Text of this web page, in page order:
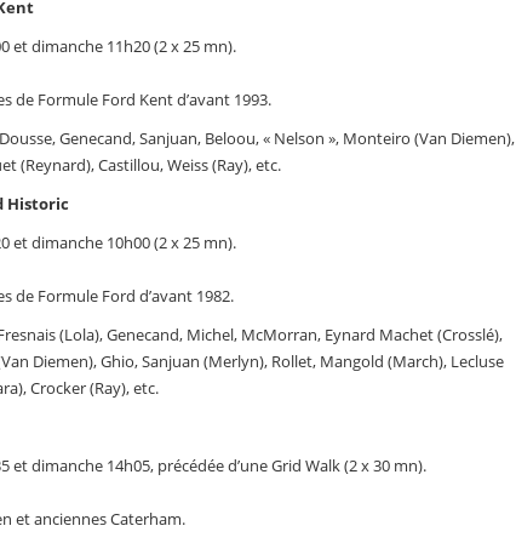
et dimanche 11h20 (2 x 25 mn).
de Formule Ford Kent d’avant 1993.
Genecand, Sanjuan, Beloou, « Nelson », Monteiro (Van Diemen),
(Reynard), Castillou, Weiss (Ray), etc.
Historic
et dimanche 10h00 (2 x 25 mn).
de Formule Ford d’avant 1982.
(Lola), Genecand, Michel, McMorran, Eynard Machet (Crosslé),
Diemen), Ghio, Sanjuan (Merlyn), Rollet, Mangold (March), Lecluse
Crocker (Ray), etc.
et dimanche 14h05, précédée d’une Grid Walk (2 x 30 mn).
et anciennes Caterham.